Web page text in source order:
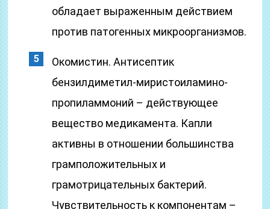
обладает выраженным действием
против патогенных микроорганизмов.
Окомистин. Антисептик
бензилдиметил-миристоиламино-
пропиламмоний – действующее
вещество медикамента. Капли
активны в отношении большинства
грамположительных и
грамотрицательных бактерий.
Чувствительность к компонентам –